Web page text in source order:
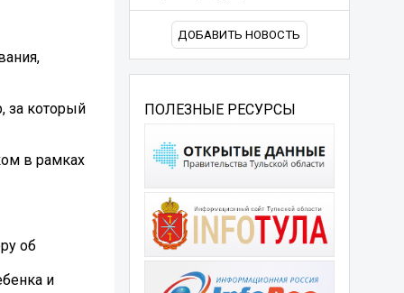
за который
в рамках
об
и
ДОБАВИТЬ НОВОСТЬ
ПОЛЕЗНЫЕ РЕСУРСЫ